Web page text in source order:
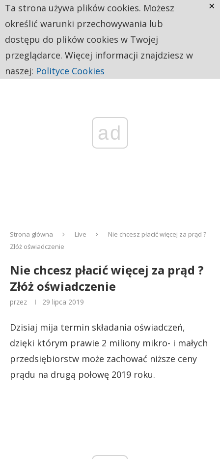
ad
Strona główna Live
Nie chcesz płacić więcej za prąd ?
Złóż oświadczenie
Nie chcesz płacić więcej za prąd ?
Złóż oświadczenie
przez 29 lipca 2019
Dzisiaj mija termin składania oświadczeń,
dzięki którym prawie 2 miliony mikro- i małych
przedsiębiorstw może zachować niższe ceny
prądu na drugą połowę 2019 roku.
Ta strona używa plików cookies. Możesz
określić warunki przechowywania lub
dostępu do plików cookies w Twojej
przeglądarce. Więcej informacji znajdziesz w
naszej: Polityce Cookies
×